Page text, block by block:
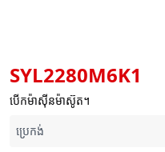
SYL2280M6K1
បើកម៉ាស៊ីនម៉ាស៊ូត។
ប្រេកង់